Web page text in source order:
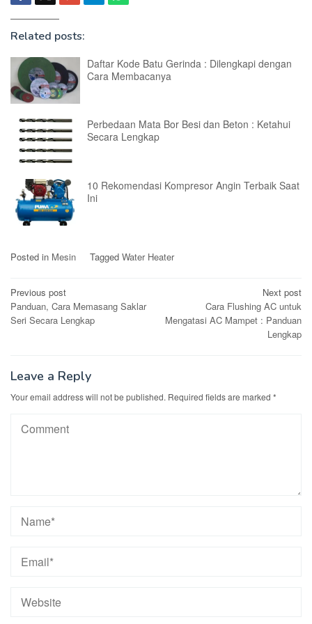
Related posts:
Daftar Kode Batu Gerinda : Dilengkapi dengan
Cara Membacanya
Perbedaan Mata Bor Besi dan Beton : Ketahui
Secara Lengkap
10 Rekomendasi Kompresor Angin Terbaik Saat
Ini
Posted in Mesin Tagged Water Heater
Post
navigation
Previous post
Panduan, Cara Memasang Saklar
Seri Secara Lengkap
Next post
Cara Flushing AC untuk
Mengatasi AC Mampet : Panduan
Lengkap
Leave a Reply
Your email address will not be published. Required fields are marked *